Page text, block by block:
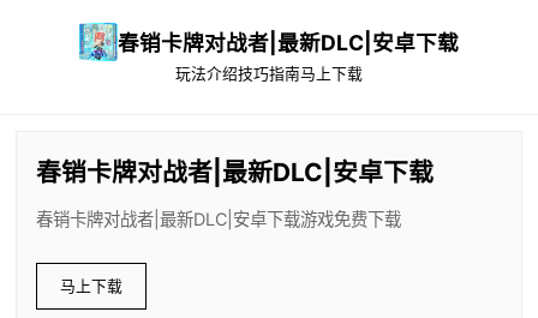
春销卡牌对战者|最新DLC|安卓下载
玩法介绍技巧指南马上下载
春销卡牌对战者|最新DLC|安卓下载
春销卡牌对战者|最新DLC|安卓下载游戏免费下载
马上下载